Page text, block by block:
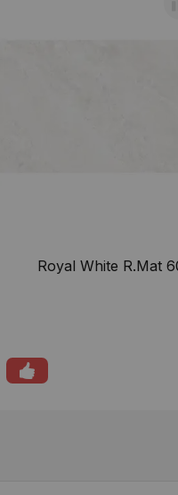
Royal White R.Mat